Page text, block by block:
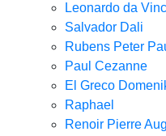
Leonardo da
Salvador Dali
Rubens Peter
Paul Cezanne
El Greco
Raphael
Renoir Pierre